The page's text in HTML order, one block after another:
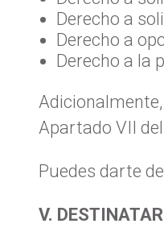
Derecho a
Derecho a
Derecho a la
Apartado VII
Puedes darte
V.